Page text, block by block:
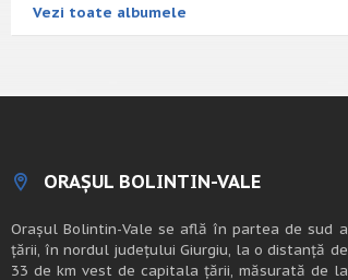
Vezi toate albumele
ORAȘUL BOLINTIN-VALE
Oraşul Bolintin-Vale se află în partea de sud a
ţării, în nordul judeţului Giurgiu, la o distanţă de
33 de km vest de capitala țării, măsurată de la